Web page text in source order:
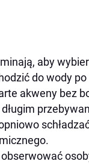
aby
do wody
akweny bez